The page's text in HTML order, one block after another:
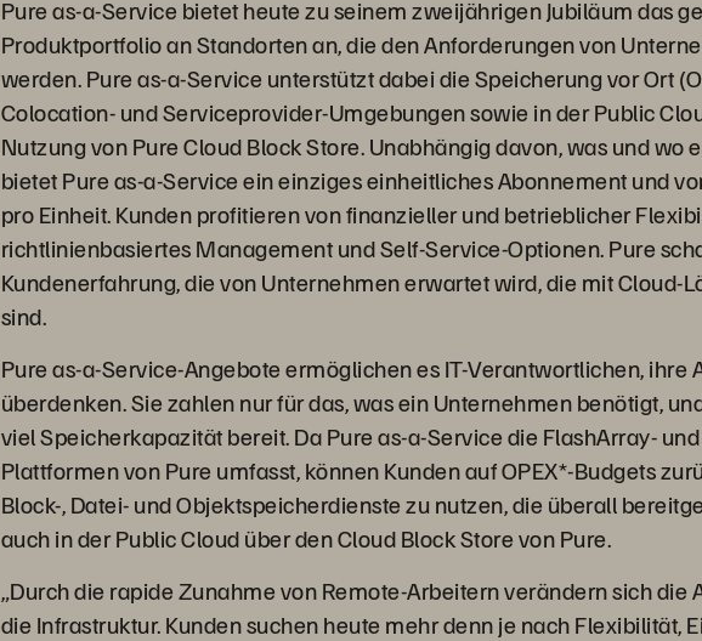
Pure as-a-Service bietet heute zu seinem zweijährigen Jubiläum das
Produktportfolio an Standorten an, die den Anforderungen von
werden. Pure as-a-Service unterstützt dabei die Speicherung vor Ort
Colocation- und Serviceprovider-Umgebungen sowie in der Public
Nutzung von Pure Cloud Block Store. Unabhängig davon, was und wo
bietet Pure as-a-Service ein einziges einheitliches Abonnement und
pro Einheit. Kunden profitieren von finanzieller und betrieblicher
richtlinienbasiertes Management und Self-Service-Optionen. Pure
Kundenerfahrung, die von Unternehmen erwartet wird, die mit Cloud-
sind.
Pure as-a-Service-Angebote ermöglichen es IT-Verantwortlichen, ihre
überdenken. Sie zahlen nur für das, was ein Unternehmen benötigt,
viel Speicherkapazität bereit. Da Pure as-a-Service die FlashArray-
Plattformen von Pure umfasst, können Kunden auf OPEX*-Budgets
Block-, Datei- und Objektspeicherdienste zu nutzen, die überall
auch in der Public Cloud über den Cloud Block Store von Pure.
„Durch die rapide Zunahme von Remote-Arbeitern verändern sich die
die Infrastruktur. Kunden suchen heute mehr denn je nach Flexibilität,